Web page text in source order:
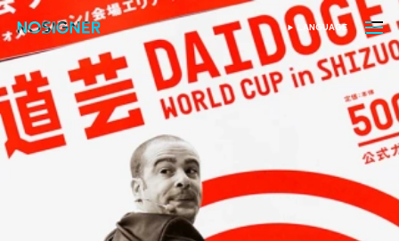
홈 SELECT LANGUAGE
LANGUAGE